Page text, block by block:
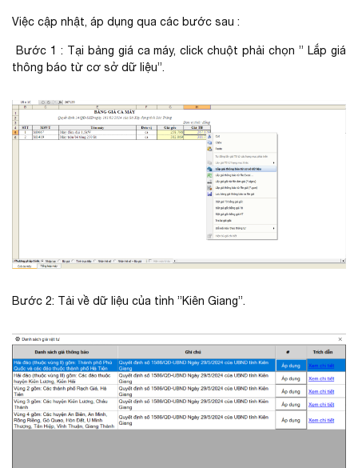
Việc cập nhật, áp dụng qua các bước sau :
Bước 1 : Tại bảng giá ca máy, click chuột phải chọn ” Lắp giá
thông báo từ cơ sở dữ liệu”.
Bước 2: Tải về dữ liệu của tỉnh ”Kiên Giang”.